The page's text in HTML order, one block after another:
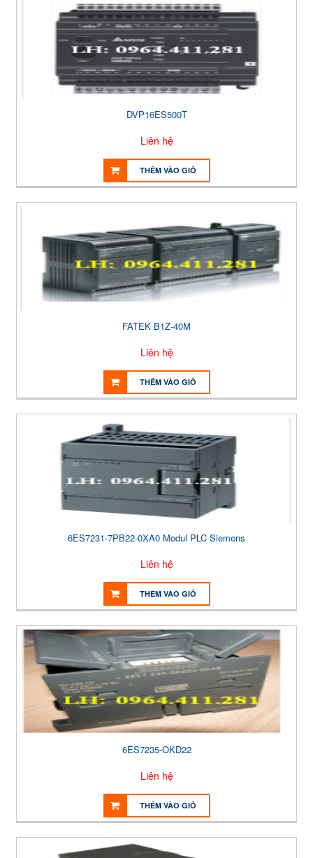
DVP16ES500T
Liên hệ
THÊM VÀO GIỎ
FATEK B1Z-40M
Liên hệ
THÊM VÀO GIỎ
6ES7231-7PB22-0XA0 Modul PLC Siemens
Liên hệ
THÊM VÀO GIỎ
6ES7235-OKD22
Liên hệ
THÊM VÀO GIỎ